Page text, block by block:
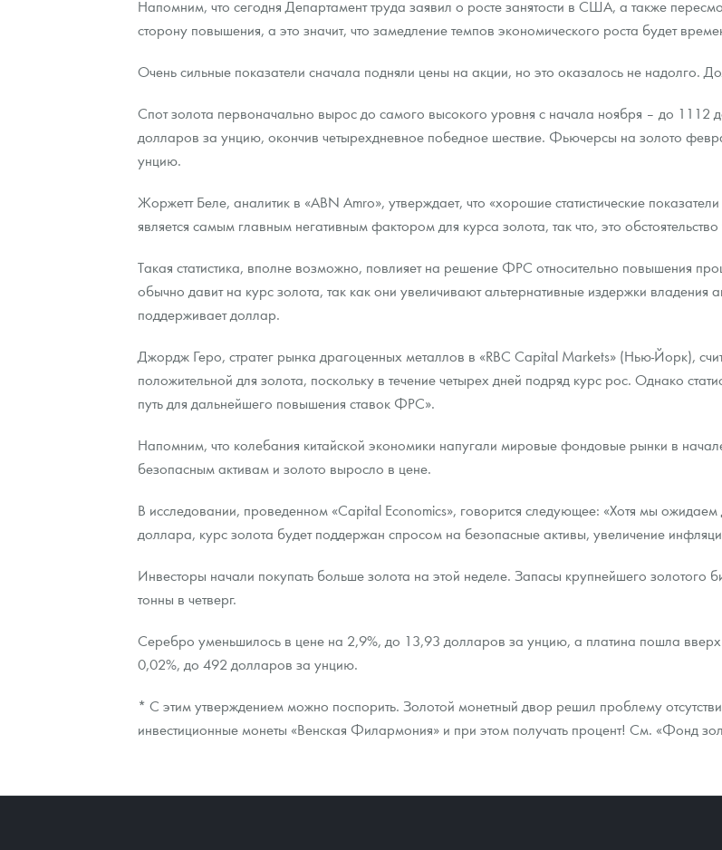
Золотой червонец Сеятель
Золотые слитки
Аксессуары
Гарри Поттер
Год Лошади
Жетоны "Необыкновенные обитатели глубин"
Ювелирные изделия
Русская нумизматика
Золотая карманная галерея
Наборы подарочных и коллекционных монет
Монеты и жетоны из недрагоценных металлов
Книги по нумизматике
Выкуп монет
Выкуп серебряных монет
Вопрос - ответ
Памятка для работы с монетами из драгметаллов
Условия возврата
Монеты
Политика использования Cookies
Положение по обработке и защите персональных данных
Распродажа монет и жетонов
Итоги 2025 года. Прогноз курсов золота, серебра, платины на 2026 год
Cтатьи
Георгий Победоносец - динамика цен
Курс золота и серебра
Лом выкуп
Скупка слитков
Контакты
О нас
Наши преимущества
Письмо директору
Пресс-служба
Напомним, что сегодня Департамент труда заявил о росте занятости в США, а также
сторону повышения, а это значит, что замедление темпов экономического роста будет
Очень сильные показатели сначала подняли цены на акции, но это оказалось не надолго.
Спот золота первоначально вырос до самого высокого уровня с начала ноября – до
долларов за унцию, окончив четырехдневное победное шествие. Фьючерсы на золото
унцию.
Жоржетт Беле, аналитик в «ABN Amro», утверждает, что «хорошие статистические
является самым главным негативным фактором для курса золота, так что, это
Такая статистика, вполне возможно, повлияет на решение ФРС относительно повышения
обычно давит на курс золота, так как они увеличивают альтернативные издержки
поддерживает доллар.
Джордж Геро, стратег рынка драгоценных металлов в «RBC Capital Markets» (Нью-Йорк),
положительной для золота, поскольку в течение четырех дней подряд курс рос. Однако
путь для дальнейшего повышения ставок ФРС».
Напомним, что колебания китайской экономики напугали мировые фондовые рынки в
безопасным активам и золото выросло в цене.
В исследовании, проведенном «Capital Economics», говорится следующее: «Хотя мы
доллара, курс золота будет поддержан спросом на безопасные активы, увеличение
Инвесторы начали покупать больше золота на этой неделе. Запасы крупнейшего золотого
тонны в четверг.
Серебро уменьшилось в цене на 2,9%, до 13,93 долларов за унцию, а платина пошла
0,02%, до 492 долларов за унцию.
* С этим утверждением можно поспорить. Золотой монетный двор решил проблему
инвестиционные монеты «Венская Филармония» и при этом получать процент! См. «Фонд